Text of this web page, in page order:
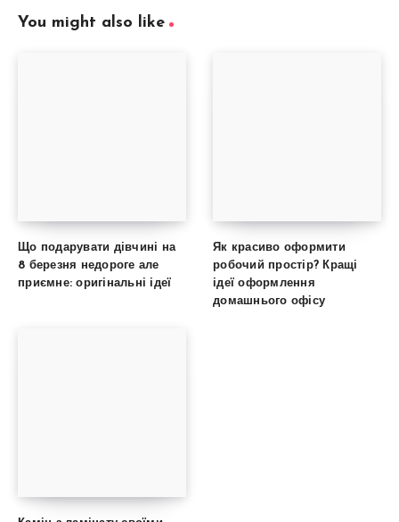
You might also like
Що подарувати дівчині на
8 березня недороге але
приємне: оригінальні ідеї
Як красиво оформити
робочий простір? Кращі
ідеї оформлення
домашнього офісу